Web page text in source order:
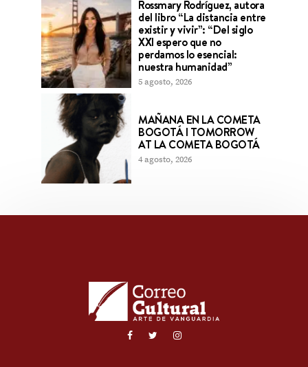
Rossmary Rodríguez, autora
del libro “La distancia entre
existir y vivir”: “Del siglo
XXI espero que no
perdamos lo esencial:
nuestra humanidad”
5 agosto, 2026
MAÑANA EN LA COMETA
BOGOTÁ l TOMORROW
AT LA COMETA BOGOTÁ
4 agosto, 2026